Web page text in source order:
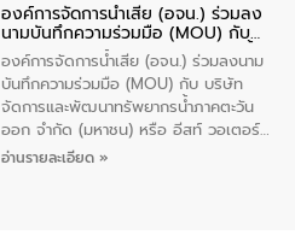
ชุมชนและการบำบัดน้ำเสียเบื้องต้น ให้กับ
นักเรียนชั้นประถมศึกษาปีที่ 5 โรงเรียน
เทศบาล 1 (พะเยาประชานุกูล) จำนวน 30
คน
องค์การจัดการน้ำเสีย (อจน.) ร่วมลง
นามบันทึกความร่วมมือ (MOU) กับ
บริษัท จัดการและพัฒนาทรัพยากรน้ำ
ภาคตะวันออก จำกัด (มหาชน) หรือ อีส
ท์ วอเตอร์
องค์การจัดการน้ำเสีย (อจน.) ร่วมลงนาม
บันทึกความร่วมมือ (MOU) กับ บริษัท
จัดการและพัฒนาทรัพยากรน้ำภาคตะวัน
ออก จำกัด (มหาชน) หรือ อีสท์ วอเตอร์
เมื่อวันอังคารที่ 4 สิงหาคม 2569 ณ ห้อง
อ่านรายละเอียด »